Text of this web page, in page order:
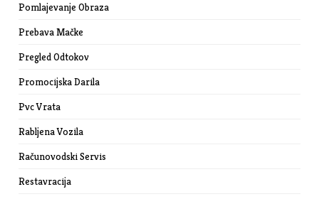
Pomlajevanje Obraza
Prebava Mačke
Pregled Odtokov
Promocijska Darila
Pvc Vrata
Rabljena Vozila
Računovodski Servis
Restavracija